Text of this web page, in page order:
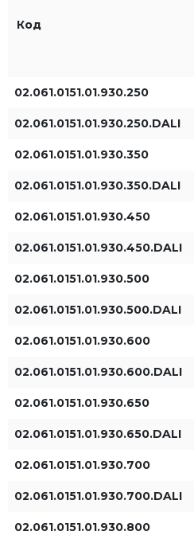
Ток питания LED
350mA
500mA
700mA
Мощность светильника
Код
02.061.0151.01.930.250
02.061.0151.01.930.250.DALI
02.061.0151.01.930.350
02.061.0151.01.930.350.DALI
02.061.0151.01.930.450
02.061.0151.01.930.450.DALI
02.061.0151.01.930.500
02.061.0151.01.930.500.DALI
02.061.0151.01.930.600
02.061.0151.01.930.600.DALI
02.061.0151.01.930.650
02.061.0151.01.930.650.DALI
02.061.0151.01.930.700
02.061.0151.01.930.700.DALI
02.061.0151.01.930.800